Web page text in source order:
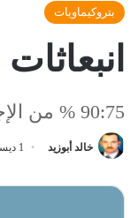
بتروكيماويات
انبعاثات الأمونيا
90:75 % من الإجمالي العالمي لانبعاثات الأمونيا من قطاع الزراعة
خالد أبوزيد 1 ديسمبر، 2025